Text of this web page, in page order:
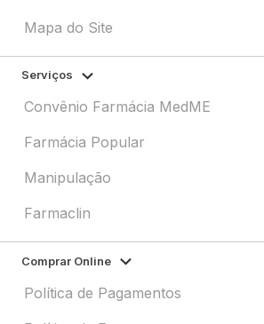
Mapa do Site
Serviços
Convênio Farmácia MedME
Farmácia Popular
Manipulação
Farmaclin
Comprar Online
Política de Pagamentos